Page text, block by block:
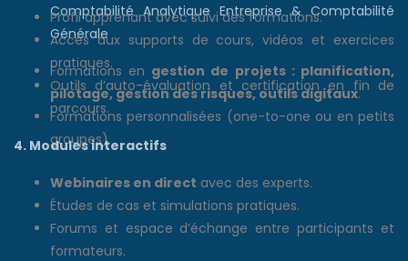
Comptabilité Analytique Entreprise & Comptabilité
Générale
Formations en gestion de projets : planification,
pilotage, gestion des risques, outils digitaux.
Formations personnalisées (one-to-one ou en petits
groupes).
Profil apprenant avec suivi des formations.
Accès aux supports de cours, vidéos et exercices
pratiques.
Outils d’auto-évaluation et certification en fin de
parcours.
4. Modules interactifs
Webinaires en direct avec des experts.
Études de cas et simulations pratiques.
Forums et espace d’échange entre participants et
formateurs.